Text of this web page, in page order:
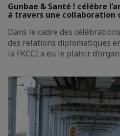
Gunbae & Santé ! célèbre
à travers une collaboration
Dans le cadre des
des relations diplomatiques
la FKCCI a eu le plaisir